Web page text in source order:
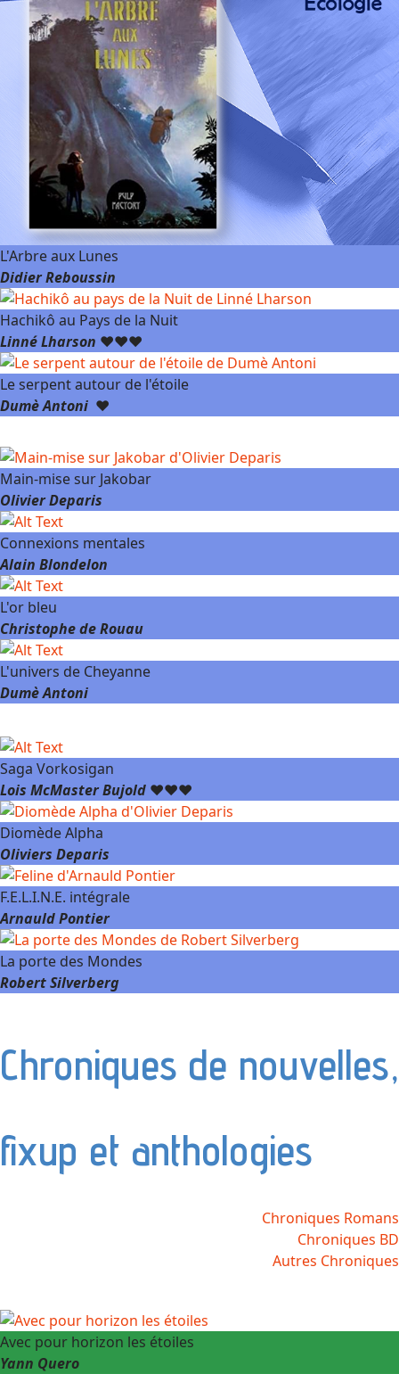
L'Arbre aux Lunes
Didier Reboussin
Hachikô au Pays de la Nuit
Linné Lharson ❤️❤️❤️
Le serpent autour de l'étoile
Dumè Antoni ❤️
Main-mise sur Jakobar
Olivier Deparis
Connexions mentales
Alain Blondelon
L'or bleu
Christophe de Rouau
L'univers de Cheyanne
Dumè Antoni
Saga Vorkosigan
Lois McMaster Bujold ❤️❤️❤️
Diomède Alpha
Oliviers Deparis
F.E.L.I.N.E. intégrale
Arnauld Pontier
La porte des Mondes
Robert Silverberg
Chroniques de nouvelles,
fixup et anthologies
Chroniques Romans
Chroniques BD
Autres Chroniques
Avec pour horizon les étoiles
Yann Quero